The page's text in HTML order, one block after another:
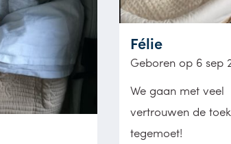
Félie
Geboren op 6 sep
We gaan met veel
vertrouwen de
tegemoet!